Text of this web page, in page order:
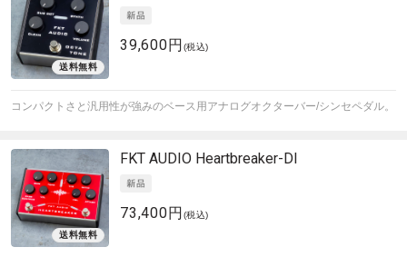
39,600円 (税込)
コンパクトさと汎用性が強みのベース用アナログオクターバー/シンセペダル。
FKT AUDIO Heartbreaker-DI
73,400円 (税込)